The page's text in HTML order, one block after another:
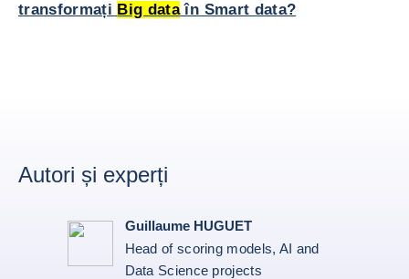
transformați Big dataîn Smart data?
Autori și experți
Guillaume HUGUET
Head of scoring models, AI and
Data Science projects